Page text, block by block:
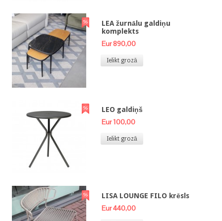
LEA žurnālu galdiņu
komplekts
Eur 890,00
Ielikt grozā
LEO galdiņš
Eur 100,00
Ielikt grozā
LISA LOUNGE FILO krēsls
Eur 440,00